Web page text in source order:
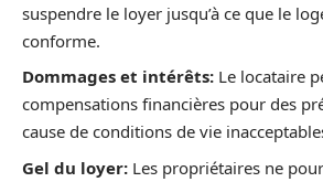
suspendre le loyer jusqu’à ce que le
conforme.
Dommages et intérêts: Le locataire
compensations financières pour des
cause de conditions de vie
Gel du loyer: Les propriétaires ne